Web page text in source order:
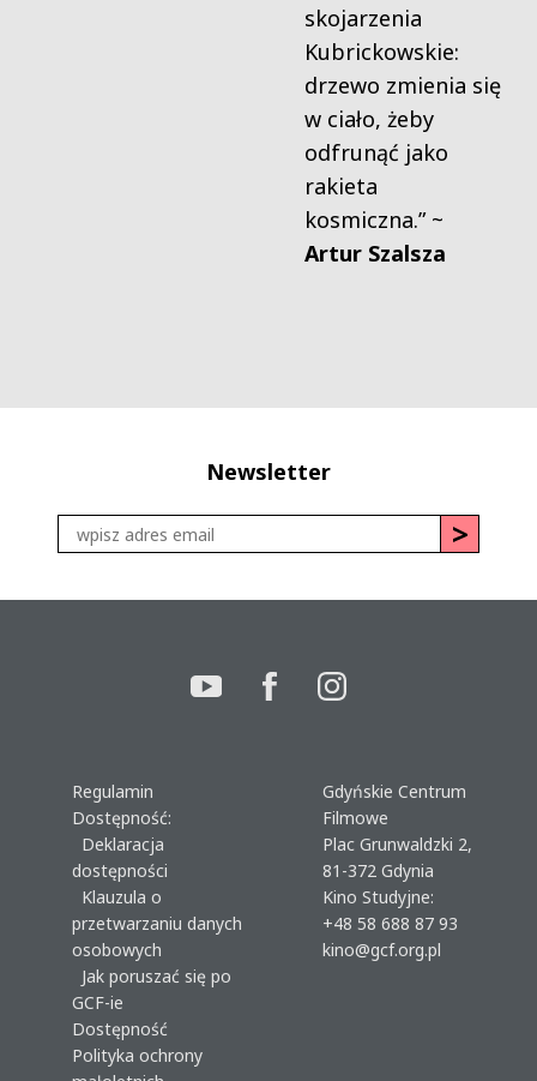
skojarzenia
Kubrickowskie:
drzewo zmienia się
w ciało, żeby
odfrunąć jako
rakieta
kosmiczna.” ~
Artur Szalsza
Newsletter
Regulamin
Dostępność:
Deklaracja
dostępności
Klauzula o
przetwarzaniu danych
osobowych
Jak poruszać się po
GCF-ie
Dostępność
Polityka ochrony
Gdyńskie Centrum
Filmowe
Plac Grunwaldzki 2,
81-372 Gdynia
Kino Studyjne:
+48 58 688 87 93
kino@gcf.org.pl